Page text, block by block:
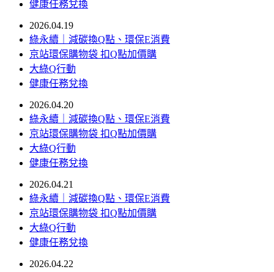
健康任務兌換
2026.04.19
綠永續｜減碳換Q點、環保E消費
京站環保購物袋 扣Q點加價購
大綠Q行動
健康任務兌換
2026.04.20
綠永續｜減碳換Q點、環保E消費
京站環保購物袋 扣Q點加價購
大綠Q行動
健康任務兌換
2026.04.21
綠永續｜減碳換Q點、環保E消費
京站環保購物袋 扣Q點加價購
大綠Q行動
健康任務兌換
2026.04.22